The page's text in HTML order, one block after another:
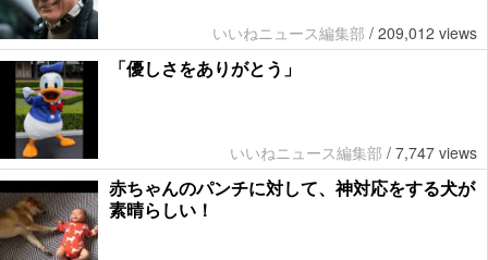
いいねニュース編集部 / 209,012 views
「優しさをありがとう」
いいねニュース編集部 / 7,747 views
赤ちゃんのパンチに対して、神対応をする犬が
素晴らしい！